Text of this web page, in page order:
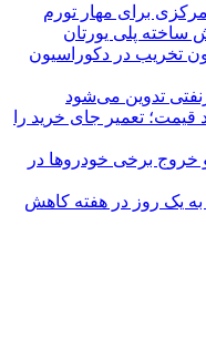
مرکزی برای مهار تورم
ساخته پلی یورتان
تخریب در دکوراسیون
تدوین می‌شود
تعمیر جای خرید را
برخی خودروها در
یک روز در هفته کاهش